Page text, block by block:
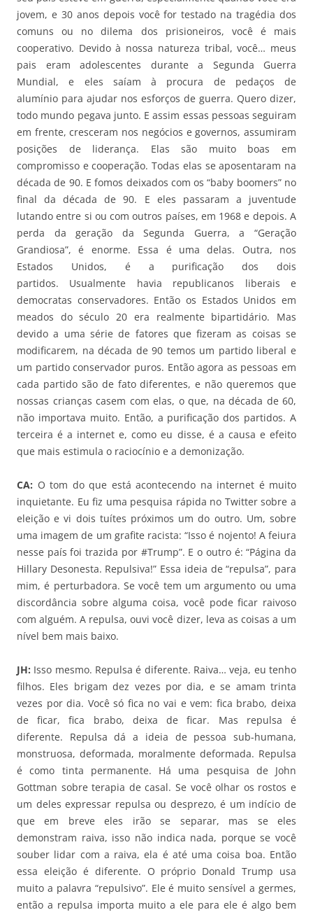
jovem, e 30 anos depois você for testado na tragédia dos
comuns ou no dilema dos prisioneiros, você é mais
cooperativo. Devido à nossa natureza tribal, você… meus
pais eram adolescentes durante a Segunda Guerra
Mundial, e eles saíam à procura de pedaços de
alumínio para ajudar nos esforços de guerra. Quero dizer,
todo mundo pegava junto. E assim essas pessoas seguiram
em frente, cresceram nos negócios e governos, assumiram
posições de liderança. Elas são muito boas em
compromisso e cooperação. Todas elas se aposentaram na
década de 90. E fomos deixados com os “baby boomers” no
final da década de 90. E eles passaram a juventude
lutando entre si ou com outros países, em 1968 e depois. A
perda da geração da Segunda Guerra, a “Geração
Grandiosa”, é enorme. Essa é uma delas. Outra, nos
Estados Unidos, é a purificação dos dois
partidos. Usualmente havia republicanos liberais e
democratas conservadores. Então os Estados Unidos em
meados do século 20 era realmente bipartidário. Mas
devido a uma série de fatores que fizeram as coisas se
modificarem, na década de 90 temos um partido liberal e
um partido conservador puros. Então agora as pessoas em
cada partido são de fato diferentes, e não queremos que
nossas crianças casem com elas, o que, na década de 60,
não importava muito. Então, a purificação dos partidos. A
terceira é a internet e, como eu disse, é a causa e efeito
que mais estimula o raciocínio e a demonização.
CA: O tom do que está acontecendo na internet é muito
inquietante. Eu fiz uma pesquisa rápida no Twitter sobre a
eleição e vi dois tuítes próximos um do outro. Um, sobre
uma imagem de um grafite racista: “Isso é nojento! A feiura
nesse país foi trazida por #Trump”. E o outro é: “Página da
Hillary Desonesta. Repulsiva!” Essa ideia de “repulsa”, para
mim, é perturbadora. Se você tem um argumento ou uma
discordância sobre alguma coisa, você pode ficar raivoso
com alguém. A repulsa, ouvi você dizer, leva as coisas a um
nível bem mais baixo.
JH: Isso mesmo. Repulsa é diferente. Raiva… veja, eu tenho
filhos. Eles brigam dez vezes por dia, e se amam trinta
vezes por dia. Você só fica no vai e vem: fica brabo, deixa
de ficar, fica brabo, deixa de ficar. Mas repulsa é
diferente. Repulsa dá a ideia de pessoa sub-humana,
monstruosa, deformada, moralmente deformada. Repulsa
é como tinta permanente. Há uma pesquisa de John
Gottman sobre terapia de casal. Se você olhar os rostos e
um deles expressar repulsa ou desprezo, é um indício de
que em breve eles irão se separar, mas se eles
demonstram raiva, isso não indica nada, porque se você
souber lidar com a raiva, ela é até uma coisa boa. Então
essa eleição é diferente. O próprio Donald Trump usa
muito a palavra “repulsivo”. Ele é muito sensível a germes,
então a repulsa importa muito a ele para ele é algo bem